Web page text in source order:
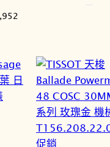
。NT$28,952。
促銷